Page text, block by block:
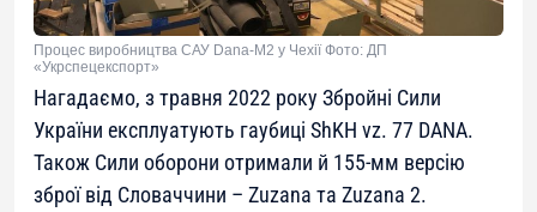
Процес виробництва САУ Dana-M2 у Чехії Фото: ДП
«Укрспецекспорт»
Нагадаємо, з травня 2022 року Збройні Сили
України експлуатують гаубиці ShKH vz. 77 DANA.
Також Сили оборони отримали й 155-мм версію
зброї від Словаччини – Zuzana та Zuzana 2.